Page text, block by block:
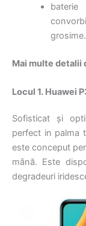
grosime.
Mai multe
Locul 1. Huawei
Sofisticat și
perfect in palma
este conceput
mână. Este
degradeuri